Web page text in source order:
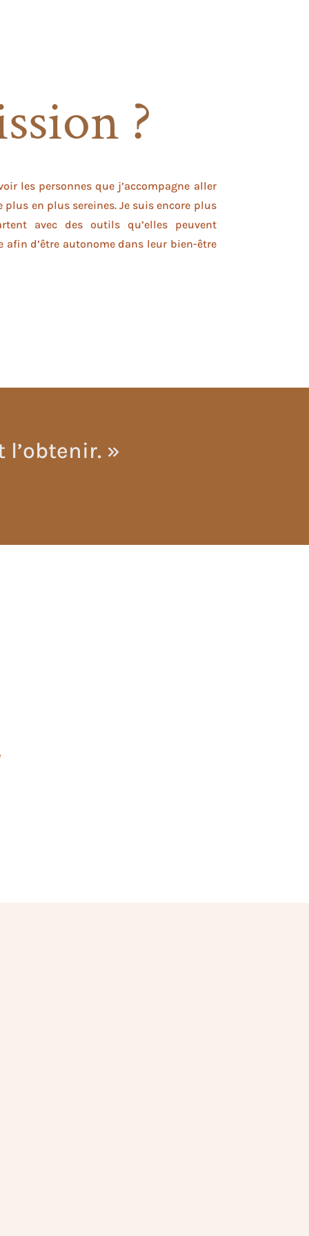
?
les personnes que j’accompagne aller
plus en plus sereines. Je suis encore plus
avec des outils qu’elles peuvent
afin d’être autonome dans leur bien-être
»